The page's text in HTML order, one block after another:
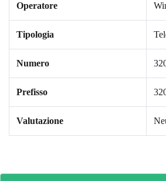
Operatore
Tipologia
Numero
Prefisso
Valutazione